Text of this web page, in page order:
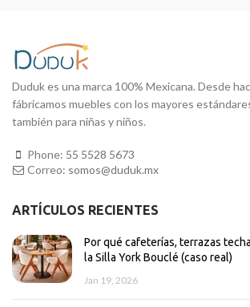
Duduk es una marca 100% Mexicana. Desde
fábricamos muebles con los mayores
también para niñas y niños.
Phone: 55 5528 5673
Correo: somos@duduk.mx
ARTÍCULOS RECIENTES
Por qué cafeterías, terrazas
la Silla York Bouclé (caso real)
Jan 19, 2026